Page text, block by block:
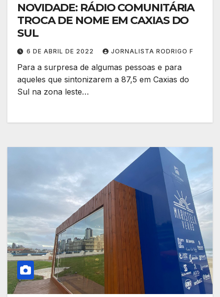
NOVIDADE: RÁDIO COMUNITÁRIA
TROCA DE NOME EM CAXIAS DO
SUL
6 DE ABRIL DE 2022 JORNALISTA RODRIGO F
Para a surpresa de algumas pessoas e para
aqueles que sintonizarem a 87,5 em Caxias do
Sul na zona leste…